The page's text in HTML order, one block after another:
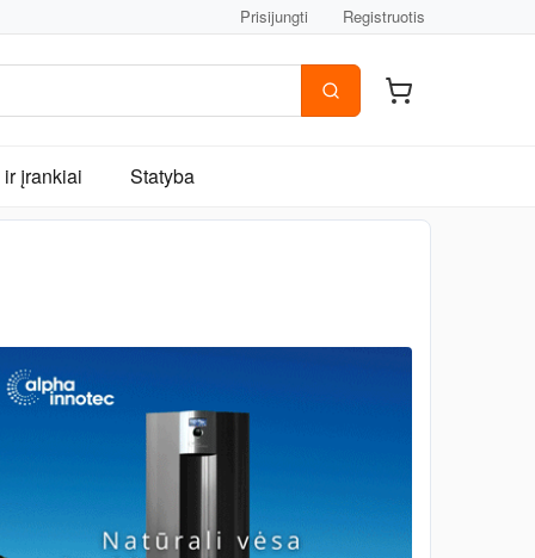
Prisijungti Registruotis
įrankiai Statyba